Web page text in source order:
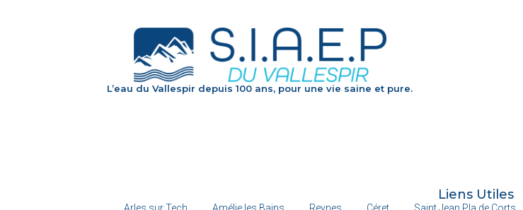
L’eau du Vallespir depuis 100 ans, pour une vie saine et pure.
Liens Utiles